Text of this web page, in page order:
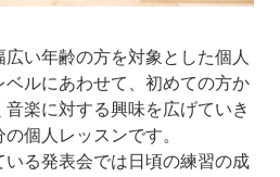
い年齢の方を対象とした個人
ベルにあわせて、初めての方か
楽に対する興味を広げていき
個人レッスンです。
いる発表会では日頃の練習の成